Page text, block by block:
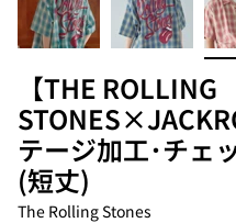
【THE ROLLING
テージ加工･チェ
(短丈)
The Rolling Stones